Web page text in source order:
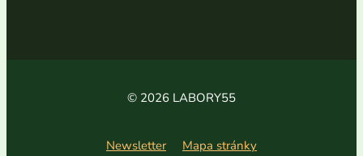
© 2026 LABORY55
Newsletter
Mapa stránky